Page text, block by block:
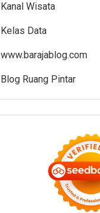
Kanal Wisata
Kelas Data
www.barajablog.com
Blog Ruang Pintar